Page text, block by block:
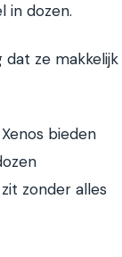
in dozen.
dat ze makkelijk
bieden
zonder alles